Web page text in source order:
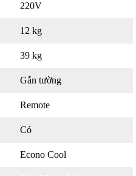
220V
12 kg
39 kg
Gắn tường
Remote
Có
Econo Cool